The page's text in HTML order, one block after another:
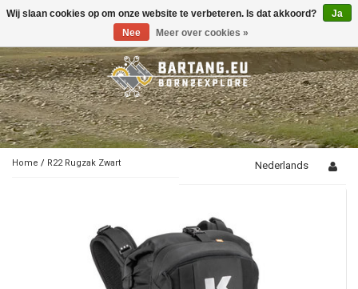
Toggle
Home / R22 Rugzak Zwart Nederlands
Wij slaan cookies op om onze website te verbeteren. Is dat akkoord?
Ja
Nee
Meer over cookies »